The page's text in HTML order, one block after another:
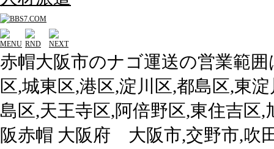
赤帽大阪市のナゴ運送の営業範
区,城東区,港区,淀川区,都島区,東
島区,天王寺区,阿倍野区,東住吉区
阪赤帽 大阪府 大阪市,交野市,吹